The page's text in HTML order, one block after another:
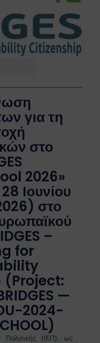
για τη
στο
2026»
Ιουνίου
στο
–
for
(Project:
—
2024-
Πολιτικής (ΙΕΠ), ως